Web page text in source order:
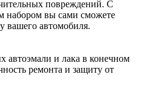
повреждений. С
набором вы сами сможете
вашего автомобиля.
автоэмали и лака в конечном
ремонта и защиту от